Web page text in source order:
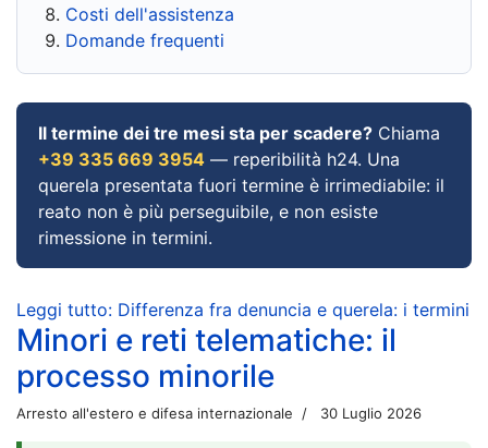
Costi dell'assistenza
Domande frequenti
Il termine dei tre mesi sta per scadere? Chiama
+39 335 669 3954 — reperibilità h24. Una
querela presentata fuori termine è irrimediabile: il
reato non è più perseguibile, e non esiste
rimessione in termini.
Leggi tutto: Differenza fra denuncia e querela: i termini
Minori e reti telematiche: il
processo minorile
Arresto all'estero e difesa internazionale 30 Luglio 2026